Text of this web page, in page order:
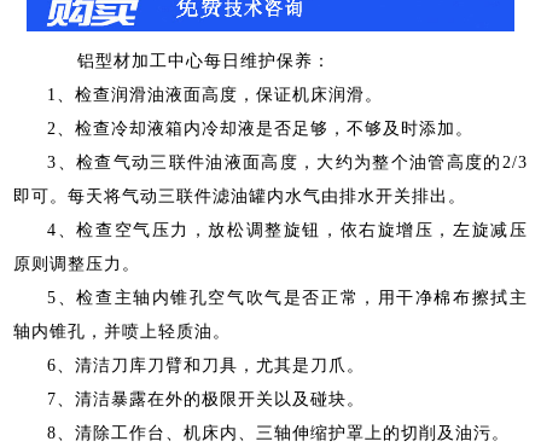
铝型材加工中心每日维护保养：
1 、检查润滑油液面高度，保证机床润滑。
2、检查冷却液箱内冷却液是否足够，不够及时添加。
3 、检查气动三联件油液面高度，大约为整个油管高度的 2/3
即可。每天将气动三联件滤油罐内水气由排水开关排出。
4 、检查空气压力，放松调整旋钮，依右旋增压，左旋减压
原则调整压力。
5 、检查主轴内锥孔空气吹气是否正常，用干净棉布擦拭主
轴内锥孔，并喷上轻质油。
6、清洁刀库刀臂和刀具，尤其是刀爪。
7、清洁暴露在外的极限开关以及碰块。
8、清除工作台、机床内、三轴伸缩护罩上的切削及油污。